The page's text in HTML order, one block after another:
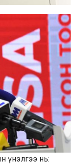
үнэлгээ нь: